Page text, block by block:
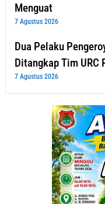
Menguat
7 Agustus 2026
Dua Pelaku
Ditangkap Tim URC
7 Agustus 2026